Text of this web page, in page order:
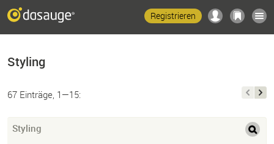
Registrieren
Styling
67 Einträge, 1—15:
Styling